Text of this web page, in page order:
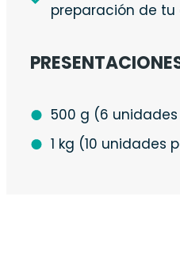
preparación de tu
500 g (6
1 kg (10 unidades